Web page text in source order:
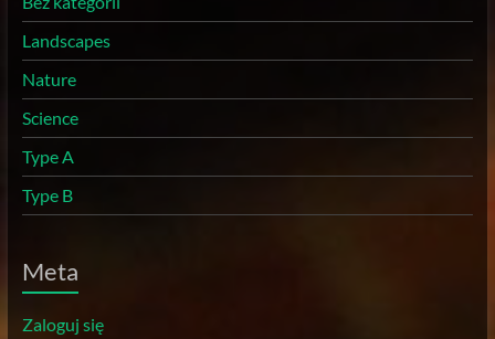
Landscapes
Nature
Science
Type A
Type B
Meta
Zaloguj się